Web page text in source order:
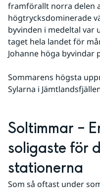
framförallt norra delen
högtrycksdominerade
byvinden i medeltal var
taget hela landet för
Johanne höga byvindar
Sommarens högsta
Sylarna i
Soltimmar –
soligaste för
stationerna
Som så oftast under